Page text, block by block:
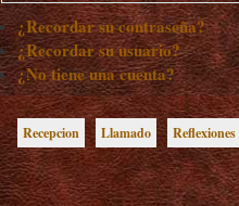
¿Recordar su contraseña?
¿Recordar su usuario?
¿No tiene una cuenta?
Recepcion Llamado Reflexiones